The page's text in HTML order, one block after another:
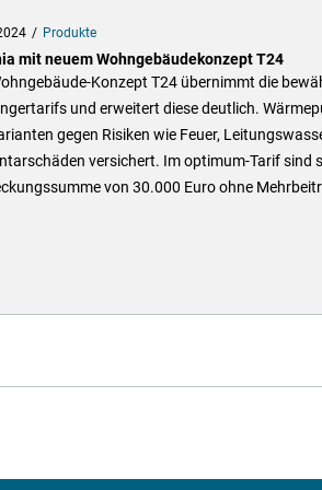
Produkte
mit neuem Wohngebäudekonzept T24
Konzept T24 übernimmt die
und erweitert diese deutlich.
gegen Risiken wie Feuer,
versichert. Im optimum-Tarif sind
von 30.000 Euro ohne